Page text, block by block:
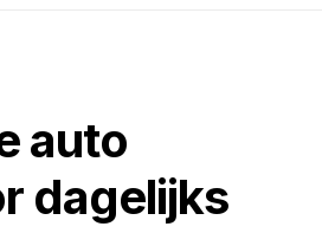
auto
dagelijks